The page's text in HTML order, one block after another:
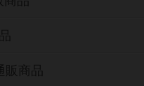
販商品